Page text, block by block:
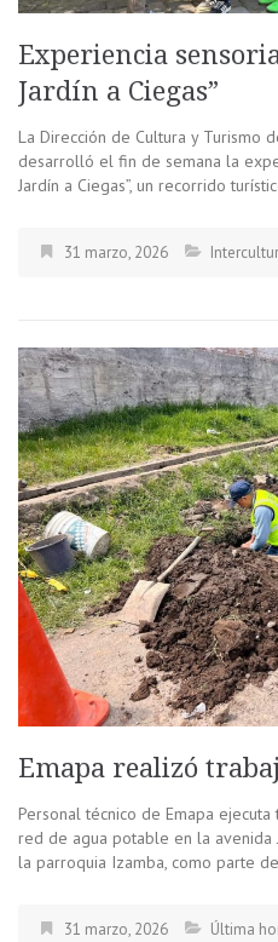
Experiencia
Jardín a Ciegas”
La Dirección de Cultura y Turismo
desarrolló el fin de semana la
Jardín a Ciegas”, un recorrido
31 marzo, 2026
Emapa realizó
Personal técnico de Emapa
red de agua potable en la avenida
la parroquia Izamba, como parte
31 marzo, 2026 Última